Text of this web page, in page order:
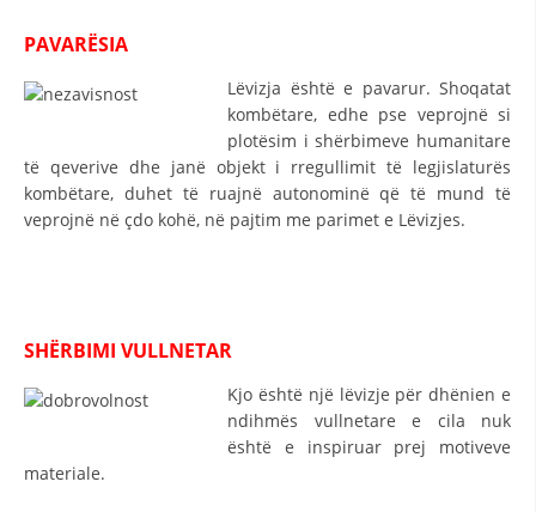
EKIPE PËRGJIGJE DISASTER
EOK E CK
MARRËVESHJE
PAVARËSIA
Lëvizja është e pavarur. Shoqatat
kombëtare, edhe pse veprojnë si
plotësim i shërbimeve humanitare
të qeverive dhe janë objekt i rregullimit të legjislaturës
kombëtare, duhet të ruajnë autonominë që të mund të
veprojnë në çdo kohë, në pajtim me parimet e Lëvizjes.
SHËRBIMI VULLNETAR
Kjo është një lëvizje për dhënien e
ndihmës vullnetare e cila nuk
është e inspiruar prej motiveve
materiale.